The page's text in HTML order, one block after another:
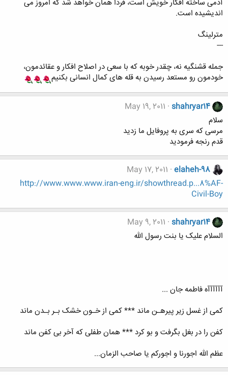
آدمی ساخته افکار خویش است، فردا همان خواهد شد که امروز می
اندیشیده است.
مترلینگ
---
جمله قشنگیه نه، چقدر خوبه که با سعی در اصلاح افکار و عقائدمون،
خودمون رو مستعد رسیدن به قله های کمال انسانی بکنیم
shahryar14
May 19, 2011
سلام
مرسی که سری به پروفایل ما زدید
قدم رنجه فرمودید
elaheh-98
May 17, 2011
http://www.www.www.iran-eng.ir/showthread.p...8%AF-
Civil-Boy
shahryar14
May 9, 2011
السلام علیک یا بنت رسول الله
آآآآآآه فاطمه جان ...
کمی از غسل زیر پیرهـن ماند *** کمی از خـون خشک بـر بـدن ماند
کفن را در بغل بگرفت و بو کرد *** همان طفلی که آخر بی کفن ماند
عظم الله اجورنا و اجورکم یا صاحب الزمان...